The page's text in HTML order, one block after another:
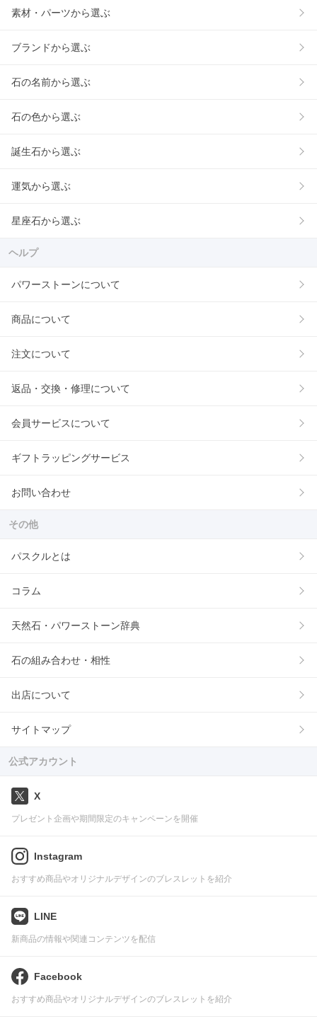
素材・パーツから選ぶ
ブランドから選ぶ
石の名前から選ぶ
石の色から選ぶ
誕生石から選ぶ
運気から選ぶ
星座石から選ぶ
ヘルプ
パワーストーンについて
商品について
注文について
返品・交換・修理について
会員サービスについて
ギフトラッピングサービス
お問い合わせ
その他
パスクルとは
コラム
天然石・パワーストーン辞典
石の組み合わせ・相性
出店について
サイトマップ
公式アカウント
X
プレゼント企画や期間限定のキャンペーンを開催
Instagram
おすすめ商品やオリジナルデザインのブレスレットを紹介
LINE
新商品の情報や関連コンテンツを配信
Facebook
おすすめ商品やオリジナルデザインのブレスレットを紹介